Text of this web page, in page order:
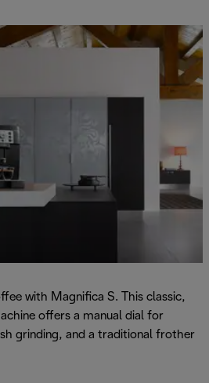
with Magnifica S. This classic,
offers a manual dial for
grinding, and a traditional frother